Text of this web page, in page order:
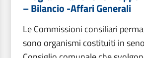
– Bilancio -Affari Generali
Le Commissioni consiliari
sono organismi costituiti in